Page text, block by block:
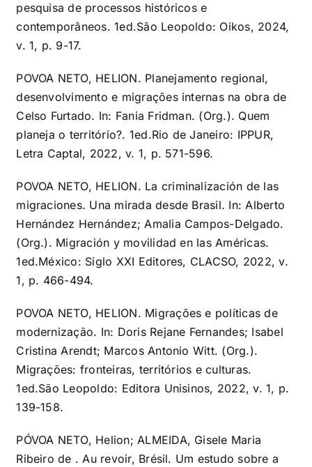
pesquisa de processos históricos e
contemporâneos. 1ed.São Leopoldo: Oikos, 2024,
v. 1, p. 9-17.
POVOA NETO, HELION. Planejamento regional,
desenvolvimento e migrações internas na obra de
Celso Furtado. In: Fania Fridman. (Org.). Quem
planeja o território?. 1ed.Rio de Janeiro: IPPUR,
Letra Captal, 2022, v. 1, p. 571-596.
POVOA NETO, HELION. La criminalización de las
migraciones. Una mirada desde Brasil. In: Alberto
Hernández Hernández; Amalia Campos-Delgado.
(Org.). Migración y movilidad en las Américas.
1ed.México: Siglo XXI Editores, CLACSO, 2022, v.
1, p. 466-494.
POVOA NETO, HELION. Migrações e políticas de
modernização. In: Doris Rejane Fernandes; Isabel
Cristina Arendt; Marcos Antonio Witt. (Org.).
Migrações: fronteiras, territórios e culturas.
1ed.São Leopoldo: Editora Unisinos, 2022, v. 1, p.
139-158.
PÓVOA NETO, Helion; ALMEIDA, Gisele Maria
Ribeiro de . Au revoir, Brésil. Um estudo sobre a